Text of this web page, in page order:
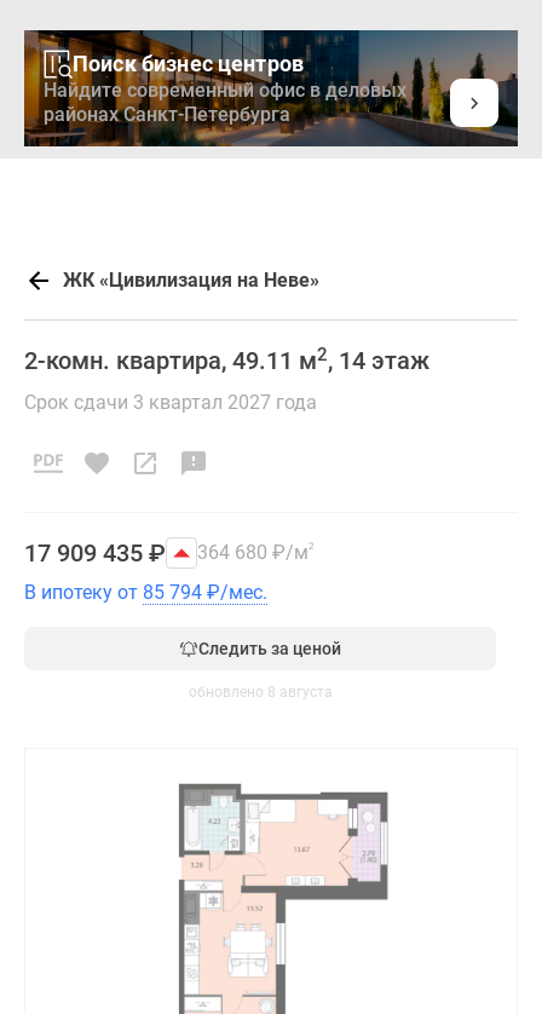
Поиск бизнес центров
Найдите современный офис в деловых
районах Санкт-Петербурга
ЖК «Цивилизация на Неве»
2-комн. квартира, 49.11 м2, 14 этаж
Срок сдачи 3 квартал 2027 года
17 909 435 ₽ 364 680 ₽/м2
В ипотеку от 85 794 ₽/мес.
Следить за ценой
обновлено 8 августа